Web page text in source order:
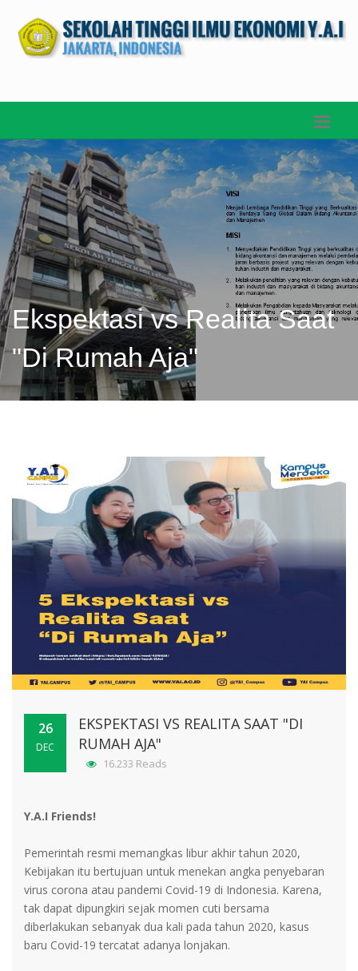
Ekspektasi vs Realita Saat
"Di Rumah Aja"
26
DEC
EKSPEKTASI VS REALITA SAAT "DI
RUMAH AJA"
16.233 Reads
Y.A.I Friends!
Pemerintah resmi memangkas libur akhir tahun 2020,
Kebijakan itu bertujuan untuk menekan angka penyebaran
virus corona atau pandemi Covid-19 di Indonesia. Karena,
tak dapat dipungkiri sejak momen cuti bersama
diberlakukan sebanyak dua kali pada tahun 2020, kasus
baru Covid-19 tercatat adanya lonjakan.